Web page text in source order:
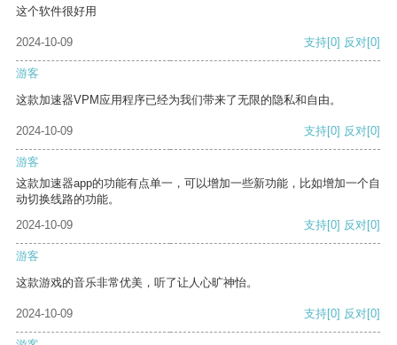
这个软件很好用
2024-10-09 支持[0] 反对[0]
游客
这款加速器VPM应用程序已经为我们带来了无限的隐私和自由。
2024-10-09 支持[0] 反对[0]
游客
这款加速器app的功能有点单一，可以增加一些新功能，比如增加一个自
动切换线路的功能。
2024-10-09
支持[0] 反对[0]
游客
这款游戏的音乐非常优美，听了让人心旷神怡。
2024-10-09 支持[0] 反对[0]